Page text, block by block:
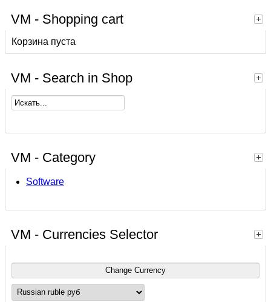
VM - Shopping cart
Корзина пуста
VM - Search in Shop
VM - Category
Software
VM - Currencies Selector